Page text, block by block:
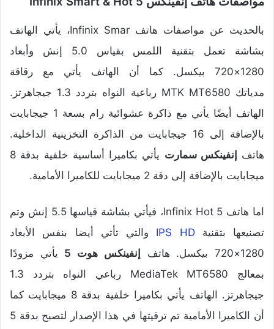
بالحديث عن مواصفات هاتف Infinix Smar، يأتي الهاتف
بشاشة تعمل بتقنية اللمس بقياس 5.0 إنش وأبعاد
1280×720 بيكسل. كما أن الهاتف يأتي مع رقاقة
مدياتك MTK MT6580 رباعية النواه بتردد 1.3 جيجاهرتز.
الهاتف أيضًا يأتي مع ذاكرة عشوائية رام بسعة 1 جيجابايت
بالإضافة إلى 16 جيجابايت من الذاكرة التخزينية الداخلية.
هاتف إنفينكس سمارت
يأتي بكاميرا أساسية خلفية بدقة 8
ميجابايت بالإضافة إلى دقة 2 ميجابايت للكاميرا الأمامية.
اما هاتف Infinix Hot 5، فيأتي بشاشة قياسها 5.5 إنش وتم
تصنيعها بتقنيةIPS HD والتي تأتي أيضا بنفس الأبعاد
1280×720 بيكسل. هاتف
إنفينكس هوت 5
يأتي مزودًا
بمعالج MediaTek MT6580 رباعي النواه بتردد 1.3
جيجاهرتز. الهاتف يأتي بكاميرا خلفية بدقة 8 ميجابايت كما
أن الكاميرا الأمامية تم ترقيتها في هذا الإصدار لتصبح بدقة 5